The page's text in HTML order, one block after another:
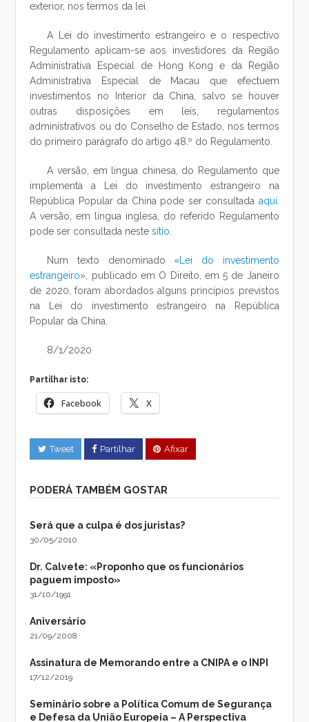
exterior, nos termos da lei.
A Lei do investimento estrangeiro e o respectivo
Regulamento aplicam-se aos investidores da Região
Administrativa Especial de Hong Kong e da Região
Administrativa Especial de Macau que efectuem
investimentos no Interior da China, salvo se houver
outras disposições em leis, regulamentos
administrativos ou do Conselho de Estado, nos termos
do primeiro parágrafo do artigo 48.º do Regulamento.
A versão, em lingua chinesa, do Regulamento que
implementa a Lei do investimento estrangeiro na
República Popular da China pode ser consultada aqui
A versão, em língua inglesa, do referido Regulamento
pode ser consultada nestesítio
Num texto denominado « Lei do investimento
estrangeiro», publicado em O Direito, em 5 de Janeiro
de 2020, foram abordados alguns princípios previstos
na Lei do investimento estrangeiro na República
Popular da China.
8/1/2020
Partilhar isto:
Facebook X
Tweet Partilhar Afixar
PODERÁ TAMBÉM GOSTAR
Será que a culpa é dos juristas?
30/05/2010
Dr. Calvete: «Proponho que os funcionários
paguem imposto»
31/10/1991
Aniversário
21/09/2008
Assinatura de Memorando entre a CNIPA e o INPI
17/12/2019
Seminário sobre a Política Comum de Segurança
e Defesa da União Europeia – A Perspectiva